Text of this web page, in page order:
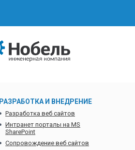
РАЗРАБОТКА И ВНЕДРЕНИЕ
Разработка веб сайтов
Интранет порталы на MS
SharePoint
Сопровождение веб сайтов